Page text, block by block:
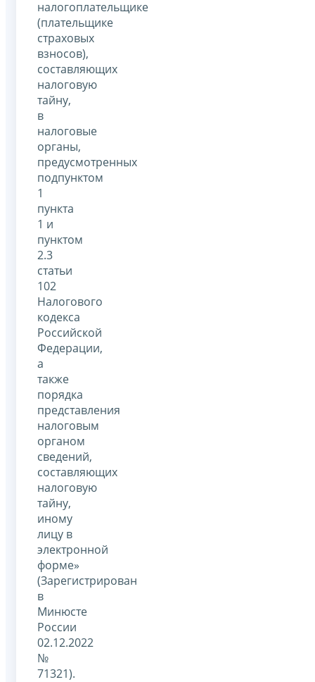
налогоплательщике
(плательщике
страховых
взносов),
составляющих
налоговую
тайну,
в
налоговые
органы,
предусмотренных
подпунктом
1
пункта
1 и
пунктом
2.3
статьи
102
Налогового
кодекса
Российской
Федерации,
а
также
порядка
представления
налоговым
органом
сведений,
составляющих
налоговую
тайну,
иному
лицу в
электронной
форме»
(Зарегистрирован
в
Минюсте
России
02.12.2022
№
71321).